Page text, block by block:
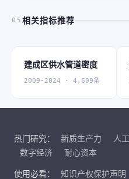
05 相关指标推荐
建成区供水管道密度
2009-2024 · 4,609条
热门研究： 新质生产力 人
数字经济
耐心资本
使用必看： 知识产权保护声明